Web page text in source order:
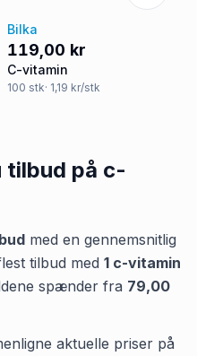
Bilka
119,00 kr
C-vitamin
100 stk· 1,19 kr/stk
tilbud på c-
med en gennemsnitlig
tilbud med 1 c-vitamin
spænder fra 79,00
aktuelle priser på